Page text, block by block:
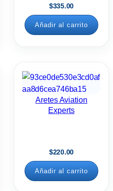
$335.00
Añadir al carrito
Aretes Aviation
Experts
$220.00
Añadir al carrito